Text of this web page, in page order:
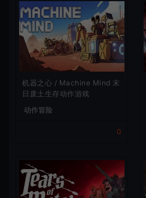
机器之心 / Machine Mind 末
日废土生存动作游戏
动作冒险
0